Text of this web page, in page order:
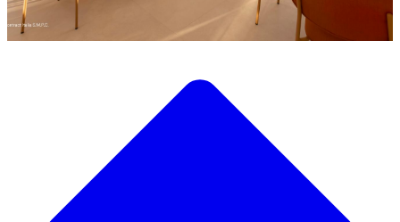
Descubra a nossa ampla seleção de mobiliário de design
Nosso Catálogo de